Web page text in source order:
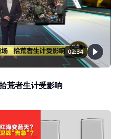
02:34
荒者生计受影响